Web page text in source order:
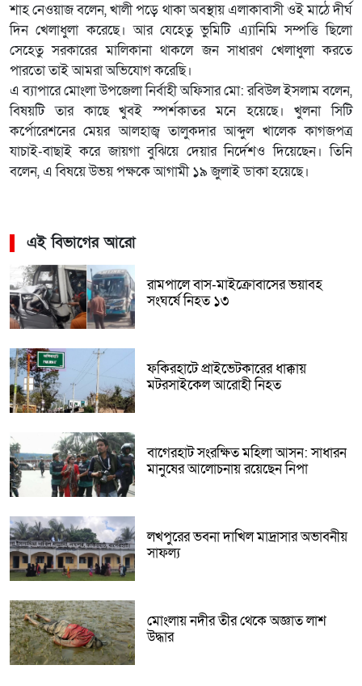
শাহ নেওয়াজ বলেন, খালী পড়ে থাকা অবস্থায় এলাকাবাসী ওই মাঠে দীর্ঘ
দিন খেলাধুলা করেছে। আর যেহেতু ভুমিটি এ্যানিমি সম্পত্তি ছিলো
সেহেতু সরকারের মালিকানা থাকলে জন সাধারণ খেলাধুলা করতে
পারতো তাই আমরা অভিযোগ করেছি।
এ ব্যাপারে মোংলা উপজেলা নির্বাহী অফিসার মো: রবিউল ইসলাম বলেন,
বিষয়টি তার কাছে খুবই স্পর্শকাতর মনে হয়েছে। খুলনা সিটি
কর্পোরেশনের মেয়র আলহাজ্ব তালুকদার আব্দুল খালেক কাগজপত্র
যাচাই-বাছাই করে জায়গা বুঝিয়ে দেয়ার নির্দেশও দিয়েছেন। তিনি
বলেন, এ বিষয়ে উভয় পক্ষকে আগামী ১৯ জুলাই ডাকা হয়েছে।
এই বিভাগের আরো
রামপালে বাস-মাইক্রোবাসের ভয়াবহ
সংঘর্ষে নিহত ১৩
ফকিরহাটে প্রাইভেটকারের ধাক্কায়
মটরসাইকেল আরোহী নিহত
বাগেরহাট সংরক্ষিত মহিলা আসন: সাধারন
মানুষের আলোচনায় রয়েছেন নিপা
লখপুরের ভবনা দাখিল মাদ্রাসার অভাবনীয়
সাফল্য
মোংলায় নদীর তীর থেকে অজ্ঞাত লাশ
উদ্ধার